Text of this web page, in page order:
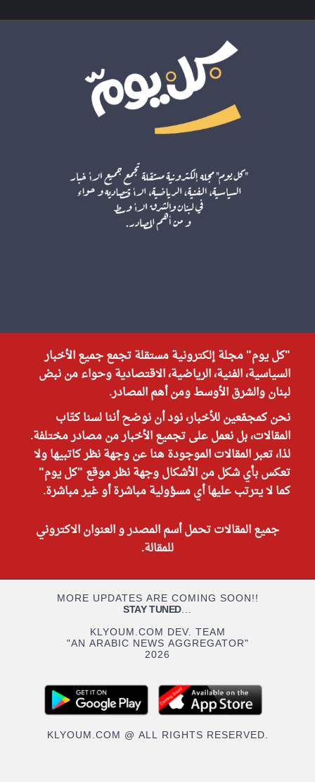
"كل يوم" مجلة إلكترونية مستقلة تجمع جميع الأخبار
السياسية، الفنية، الرياضية، الاقتصادية وحواء من نبض
لبنان والشرق الأوسط ومن أهم المصادر.
نحن كمجمّعين للأخبار، نود أن نوضح أننا لسنا كتّاب
المقالات، بل نعمل على تجميع الأخبار من مصادر مختلفة.
لذا، تعبر المقالات الموجودة هنا عن وجهة نظر كاتبيها ولا
تعكس بأي شكل من الأشكال وجهة نظر موقع "كل يوم"
كما لا يترتب عليها أي مسؤولية مباشرة أو غير مباشرة.
جميع المقالات تحمل أسم المصدر و العنوان الاكتروني
للمقالة.
MORE UPDATES ARE COMING SOON!!
STAY TUNED...
KLYOUM.COM DEV. TEAM
"AN ARABIC NEWS AGGREGATOR"
2026
KLYOUM.COM @ ALL RIGHTS RESERVED.